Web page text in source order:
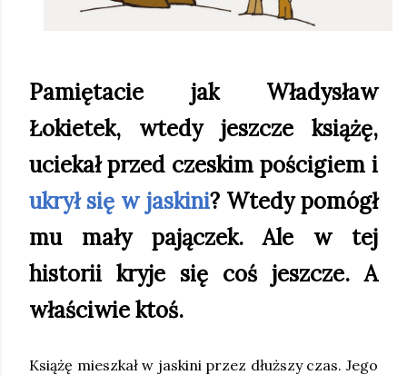
Pamiętacie jak Władysław
Łokietek, wtedy jeszcze książę,
uciekał przed czeskim pościgiem i
ukrył się w jaskini? Wtedy pomógł
mu mały pajączek. Ale w tej
historii kryje się coś jeszcze. A
właściwie ktoś.
Książę mieszkał w jaskini przez dłuższy czas. Jego